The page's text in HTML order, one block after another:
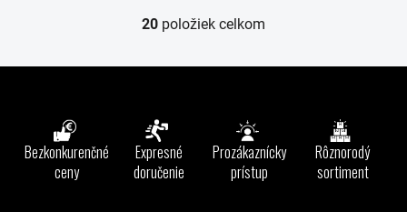
O
l
20 položiek celkom
Bezkonkurenčné
ceny
Expresné
doručenie
Prozákaznícky
prístup
Rôznorodý
sortiment